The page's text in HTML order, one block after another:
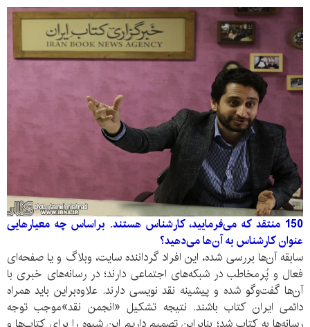
150 منتقد که می‌فرمایید، کارشناس هستند. براساس چه معیار‌هایی
عنوان کارشناس به‌ آن‌ها می‌دهید؟
سابقه آن‌ها بررسی شده، این افراد گرداننده سایت، وبلاگ و یا صفحه‌ای
فعال و پُر‌مخاطب در شبکه‌های اجتماعی دارند؛ در رسانه‌‌های خبری با
آن‌ها گفت‌و‌گو شده و پیشینه نقد نویسی دارند. علاوه‌‌براین باید همراه
دائمی ایران کتاب باشند. نتیجه تشکیل «انجمن نقد»موجب توجه